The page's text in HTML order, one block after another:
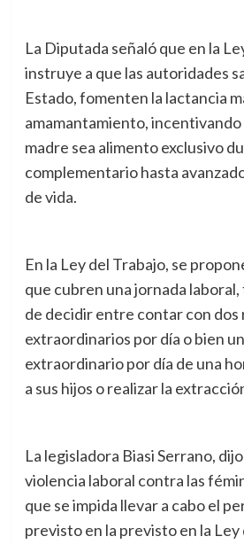
La Diputada señaló que en la
instruye a que las autoridades
Estado, fomenten la lactancia
amamantamiento, incentivando
madre sea alimento exclusivo
complementario hasta
de vida.
En la Ley del Trabajo, se
que cubren una jornada
de decidir entre contar con dos
extraordinarios por día o bien
extraordinario por día de una
a sus hijos o realizar la
La legisladora Biasi Serrano,
violencia laboral contra las
que se impida llevar a cabo el
previsto en la previsto en la Ley